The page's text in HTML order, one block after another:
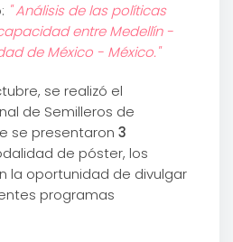
"Análisis de las políticas
entre Medellín -
de México - México."
se realizó el
de Semilleros de
se presentaron 3
de póster, los
la oportunidad de divulgar
programas